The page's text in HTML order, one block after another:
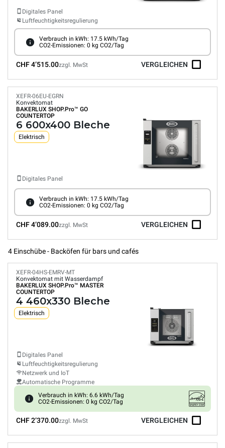
Digitales Panel
Luftfeuchtigkeitsregulierung
Verbrauch in kWh: 17.5 kWh/Tag
CO2-Emissionen: 0 kg CO2/Tag
CHF 4’515.00zzgl. MwSt VERGLEICHEN
XEFR-06EU-EGRN
Konvektomat
BAKERLUX SHOP.Pro™ GO
COUNTERTOP
6 600x400 Bleche
Elektrisch
Digitales Panel
Verbrauch in kWh: 17.5 kWh/Tag
CO2-Emissionen: 0 kg CO2/Tag
CHF 4’089.00zzgl. MwSt VERGLEICHEN
4 Einschübe - Backöfen für bars und cafés
XEFR-04HS-EMRV-MT
Konvektomat mit Wasserdampf
BAKERLUX SHOP.Pro™ MASTER
COUNTERTOP
4 460x330 Bleche
Elektrisch
Digitales Panel
Luftfeuchtigkeitsregulierung
Netzwerk und IoT
Automatische Programme
Verbrauch in kWh: 6.6 kWh/Tag
CO2-Emissionen: 0 kg CO2/Tag
CHF 2’370.00zzgl. MwSt VERGLEICHEN